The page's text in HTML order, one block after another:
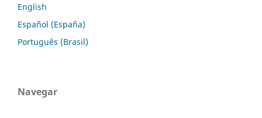
English
Español (España)
Português (Brasil)
Navegar